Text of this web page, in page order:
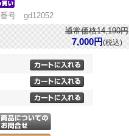
号 gd12052
通常価格14,190円
7,000円(税込)